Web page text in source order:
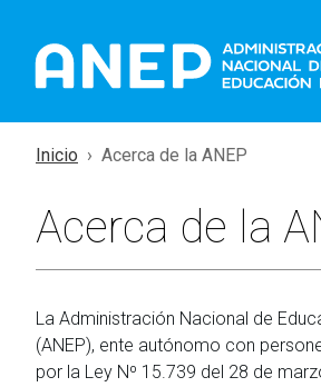
Inicio Acerca de la ANEP
Acerca de la
La Administración Nacional de
(ANEP), ente autónomo con
por la Ley Nº 15.739 del 28 de